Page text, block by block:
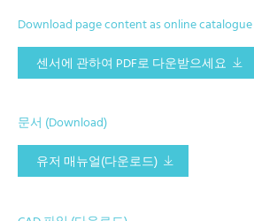
Download page content as online catalogue
센서에 관하여 PDF로 다운받으세요
문서 (Download)
유저 매뉴얼(다운로드)